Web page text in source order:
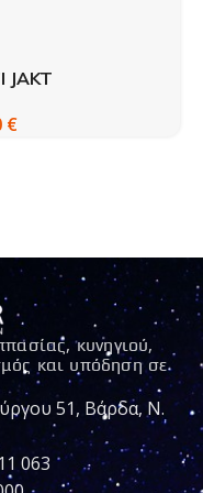
JAKT
€
κυνηγιού,
και υπόδηση σε
51, Βάρδα, Ν.
063